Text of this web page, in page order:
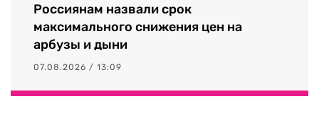
Россиянам назвали срок
максимального снижения цен на
арбузы и дыни
07.08.2026 / 13:09